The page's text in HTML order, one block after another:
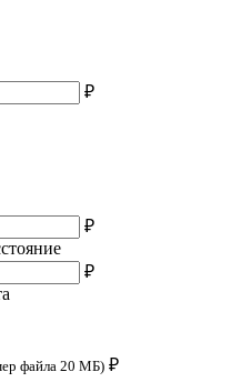
₽
₽
₽
файла 20 МБ) ₽